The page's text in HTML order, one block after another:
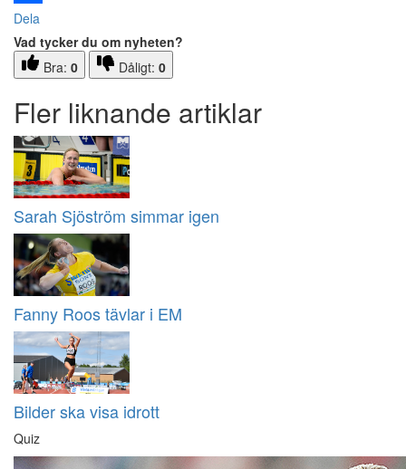
Dela
Vad tycker du om nyheten?
Bra: 0 Dåligt: 0
Fler liknande artiklar
Sarah Sjöström simmar igen
Fanny Roos tävlar i EM
Bilder ska visa idrott
Quiz